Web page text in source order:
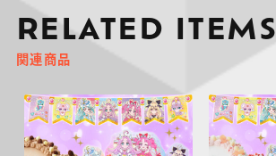
RELATED ITEMS
関連商品